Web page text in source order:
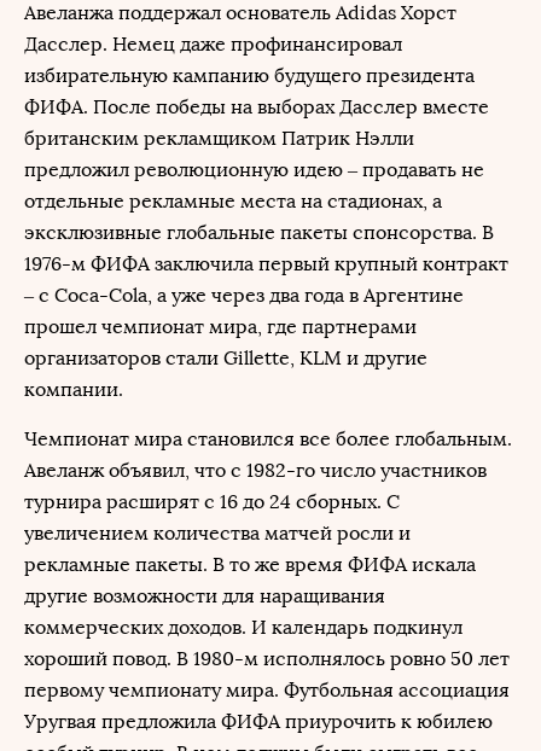
Авеланжа поддержал основатель Adidas Хорст
Дасслер. Немец даже профинансировал
избирательную кампанию будущего президента
ФИФА. После победы на выборах Дасслер вместе
британским рекламщиком Патрик Нэлли
предложил революционную идею – продавать не
отдельные рекламные места на стадионах, а
эксклюзивные глобальные пакеты спонсорства. В
1976-м ФИФА заключила первый крупный контракт
– с Coca-Cola, а уже через два года в Аргентине
прошел чемпионат мира, где партнерами
организаторов стали Gillette, KLM и другие
компании.
Чемпионат мира становился все более глобальным.
Авеланж объявил, что с 1982-го число участников
турнира расширят с 16 до 24 сборных. С
увеличением количества матчей росли и
рекламные пакеты. В то же время ФИФА искала
другие возможности для наращивания
коммерческих доходов. И календарь подкинул
хороший повод. В 1980-м исполнялось ровно 50 лет
первому чемпионату мира. Футбольная ассоциация
Уругвая предложила ФИФА приурочить к юбилею